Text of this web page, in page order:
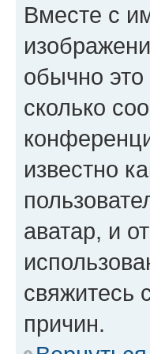
Вместе с
обычно это
сколько
известно
аватар, и
свяжитесь
причин.